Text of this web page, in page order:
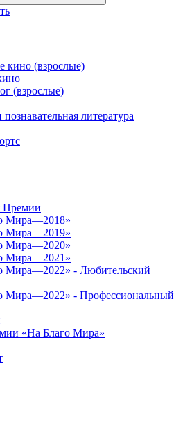
кино (взрослые)
(взрослые)
литература
Премии
Мира—2018»
Мира—2019»
Мира—2020»
Мира—2021»
Мира—2022» - Любительский
Мира—2022» - Профессиональный
«На Благо Мира»